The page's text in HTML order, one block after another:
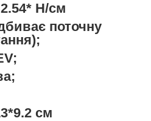
Н/см
поточну
см